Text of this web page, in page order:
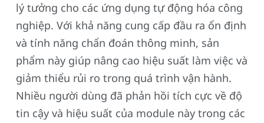
lý tưởng cho các ứng dụng tự động hóa công
nghiệp. Với khả năng cung cấp đầu ra ổn định
và tính năng chẩn đoán thông minh, sản
phẩm này giúp nâng cao hiệu suất làm việc và
giảm thiểu rủi ro trong quá trình vận hành.
Nhiều người dùng đã phản hồi tích cực về độ
tin cậy và hiệu suất của module này trong các